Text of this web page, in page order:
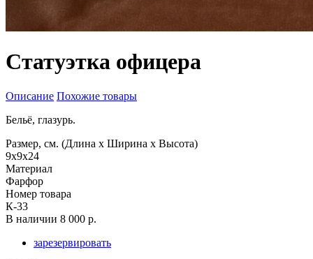
Статуэтка офицера
Описание Похожие товары
Бельё, глазурь.
Размер, см. (Длина х Ширина х Высота)
9х9х24
Материал
Фарфор
Номер товара
К-33
В наличии 8 000 р.
зарезервировать